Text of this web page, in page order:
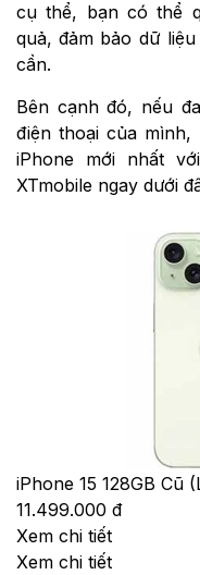
cụ thể, bạn có thể
quả, đảm bảo dữ
cần.
Bên cạnh đó, nếu
điện thoại của
iPhone mới nhất
XTmobile ngay dưới
iPhone 15 128GB Cũ
11.499.000 đ
Xem chi tiết
Xem chi tiết